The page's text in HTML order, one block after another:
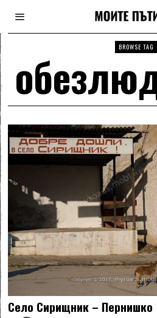
BROWSE TAG
Село Сирищник – Пернишко